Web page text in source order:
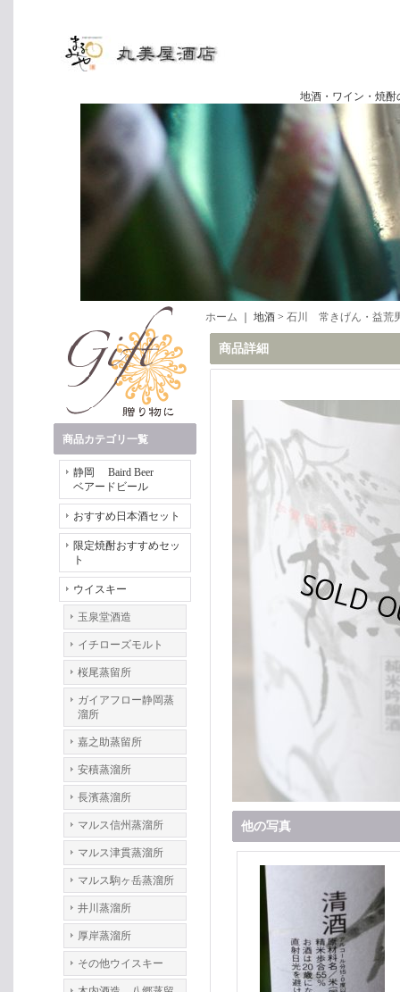
地酒・ワイン・焼酎の専門店
商品カテゴリ一覧
静岡 Baird Beer
ベアードビール
おすすめ日本酒セット
限定焼酎おすすめセッ
ト
ウイスキー
玉泉堂酒造
イチローズモルト
桜尾蒸留所
ガイアフロー静岡蒸
溜所
嘉之助蒸留所
安積蒸溜所
長濱蒸溜所
マルス信州蒸溜所
マルス津貫蒸溜所
マルス駒ヶ岳蒸溜所
井川蒸溜所
厚岸蒸溜所
その他ウイスキー
ホーム ｜ 地酒 > 石川 常きげん・益荒
商品詳細
他の写真